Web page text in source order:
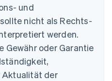
und
nicht als Rechts-
werden.
Gewähr oder Garantie
Aktualität der
English